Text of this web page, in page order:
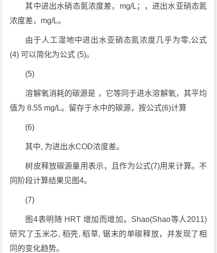
其中进出水硝态氮浓度差，mg/L；，进出水亚硝态氮
浓度差，mg/L。
由于人工湿地中进出水亚硝态氮浓度几乎为零,公式
(4) 可以简化为公式 (5)。
(5)
溶解氧消耗的碳源是 ，它等同于进水溶解氧，其平均
值为 8.55 mg/L。留存于水中的碳源，按公式(6)计算
(6)
其中, 为进出水COD浓度差。
树皮释放碳源量用表示，且作为公式(7)用来计算。不
同阶段计算结果见图4。
(7)
图4表明随 HRT 增加而增加。Shao(Shao等人2011)
研究了玉米芯, 稻壳, 稻草, 锯末的单碳释放，并发现了相
同的变化趋势。